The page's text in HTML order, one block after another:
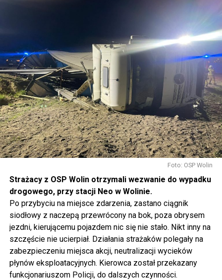
Foto: OSP Wolin
Strażacy z OSP Wolin otrzymali wezwanie do wypadku
drogowego, przy stacji Neo w Wolinie.
Po przybyciu na miejsce zdarzenia, zastano ciągnik
siodłowy z naczepą przewrócony na bok, poza obrysem
jezdni, kierującemu pojazdem nic się nie stało. Nikt inny na
szczęście nie ucierpiał. Działania strażaków polegały na
zabezpieczeniu miejsca akcji, neutralizacji wycieków
płynów eksploatacyjnych. Kierowca został przekazany
funkcjonariuszom Policji, do dalszych czynności.